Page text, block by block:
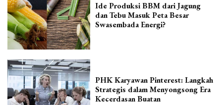
Ide Produksi BBM dari Jagung
dan Tebu Masuk Peta Besar
Swasembada Energi?
PHK Karyawan Pinterest: Langkah
Strategis dalam Menyongsong Era
Kecerdasan Buatan